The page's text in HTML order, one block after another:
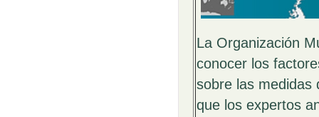
La Organización
conocer los
sobre las medidas
que los expertos